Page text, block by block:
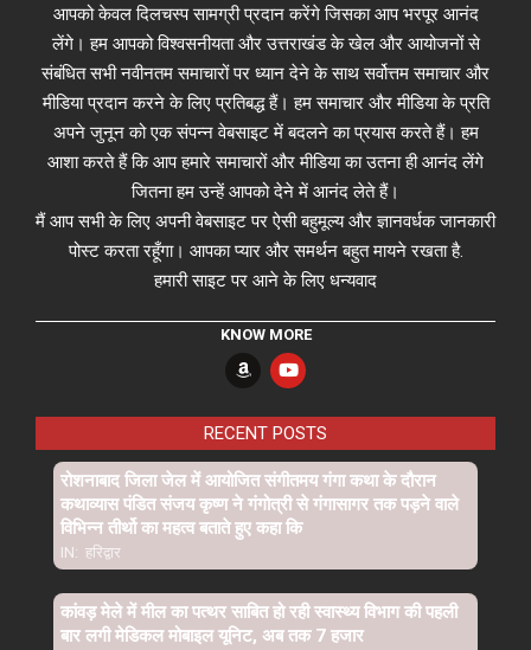
आपको केवल दिलचस्प सामग्री प्रदान करेंगे जिसका आप भरपूर आनंद
लेंगे। हम आपको विश्वसनीयता और उत्तराखंड के खेल और आयोजनों से
संबंधित सभी नवीनतम समाचारों पर ध्यान देने के साथ सर्वोत्तम समाचार और
मीडिया प्रदान करने के लिए प्रतिबद्ध हैं। हम समाचार और मीडिया के प्रति
अपने जुनून को एक संपन्न वेबसाइट में बदलने का प्रयास करते हैं। हम
आशा करते हैं कि आप हमारे समाचारों और मीडिया का उतना ही आनंद लेंगे
जितना हम उन्हें आपको देने में आनंद लेते हैं।
मैं आप सभी के लिए अपनी वेबसाइट पर ऐसी बहुमूल्य और ज्ञानवर्धक जानकारी
पोस्ट करता रहूँगा। आपका प्यार और समर्थन बहुत मायने रखता है.
हमारी साइट पर आने के लिए धन्यवाद
KNOW MORE
RECENT POSTS
रोशनाबाद जिला जेल में आयोजित संगीतमय गंगा कथा के दौरान
कथाव्यास पंडित संजय कृष्ण ने गंगोत्री से गंगासागर तक पड़ने वाले
विभिन्न तीर्थो का महत्व बताते हुए कहा कि
IN: हरिद्वार
कांवड़ मेले में मील का पत्थर साबित हो रही स्वास्थ्य विभाग की पहली
बार लगी मेडिकल मोबाइल यूनिट, अब तक 7 हजार